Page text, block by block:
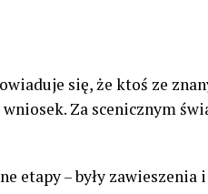
się, że ktoś ze
Za scenicznym
etapy – były